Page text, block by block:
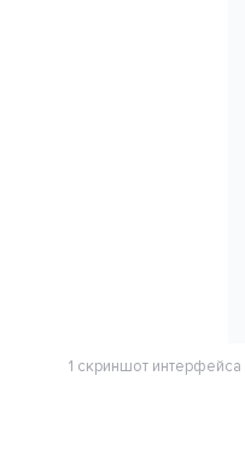
1 скриншот